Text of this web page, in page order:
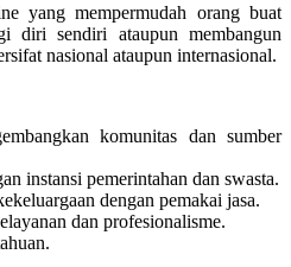
yang mempermudah orang buat
diri sendiri ataupun membangun
nasional ataupun internasional.
komunitas dan sumber
instansi pemerintahan dan swasta.
dengan pemakai jasa.
dan profesionalisme.